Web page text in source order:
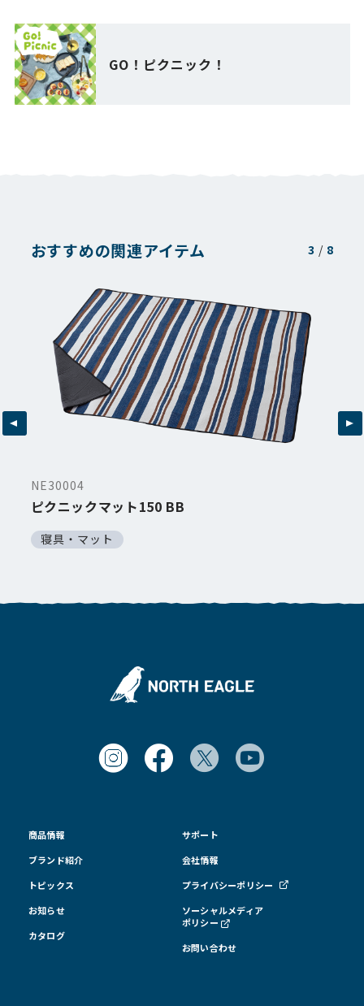
GO！ピクニック！
おすすめの関連アイテム 3 / 8
NE30004
ピクニックマット150 BB
寝具・マット
商品情報
ブランド紹介
トピックス
お知らせ
カタログ
サポート
会社情報
プライバシーポリシー
ソーシャルメディア
ポリシー
お問い合わせ